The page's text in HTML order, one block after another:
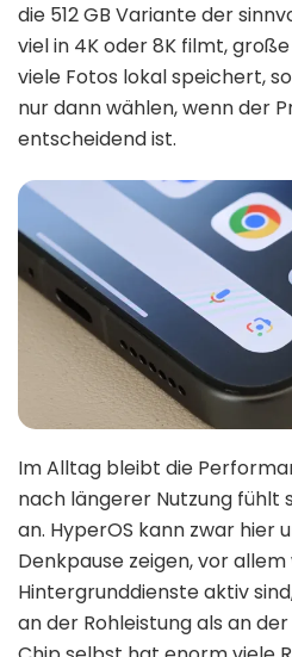
die 512 GB Variante der
viel in 4K oder 8K filmt,
viele Fotos lokal speichert,
nur dann wählen, wenn der
entscheidend ist.
Im Alltag bleibt die
nach längerer Nutzung fühlt
an. HyperOS kann zwar hier
Denkpause zeigen, vor
Hintergrunddienste aktiv
an der Rohleistung als an